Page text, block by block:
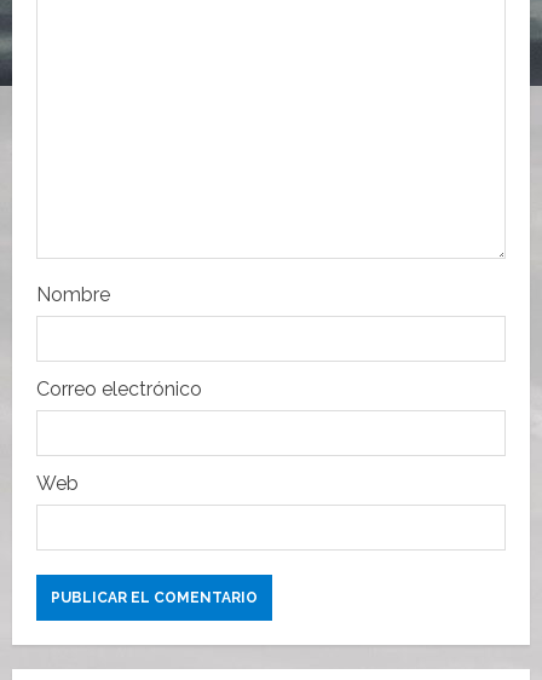
r
a
d
a
s
Nombre
Correo electrónico
Web